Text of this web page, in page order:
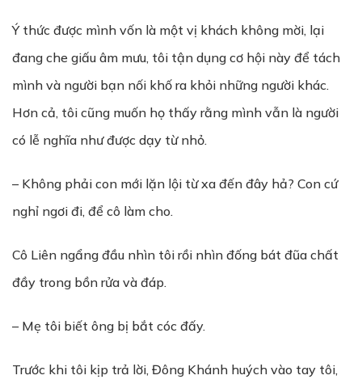
Ý thức được mình vốn là một vị khách không mời, lại
đang che giấu âm mưu, tôi tận dụng cơ hội này để tách
mình và người bạn nối khố ra khỏi những người khác.
Hơn cả, tôi cũng muốn họ thấy rằng mình vẫn là người
có lễ nghĩa như được dạy từ nhỏ.
– Không phải con mới lặn lội từ xa đến đây hả? Con cứ
nghỉ ngơi đi, để cô làm cho.
Cô Liên ngẩng đầu nhìn tôi rồi nhìn đống bát đũa chất
đầy trong bồn rửa và đáp.
– Mẹ tôi biết ông bị bắt cóc đấy.
Trước khi tôi kịp trả lời, Đông Khánh huých vào tay tôi,